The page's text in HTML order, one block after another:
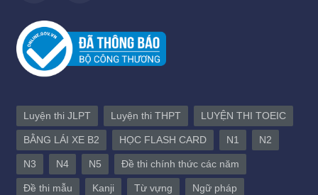
Luyện thi JLPT Luyện thi THPT LUYỆN THI TOEIC
BẰNG LÁI XE B2 HỌC FLASH CARD N1 N2
N3 N4 N5 Đề thi chính thức các năm
Đề thi mẫu Kanji Từ vựng Ngữ pháp